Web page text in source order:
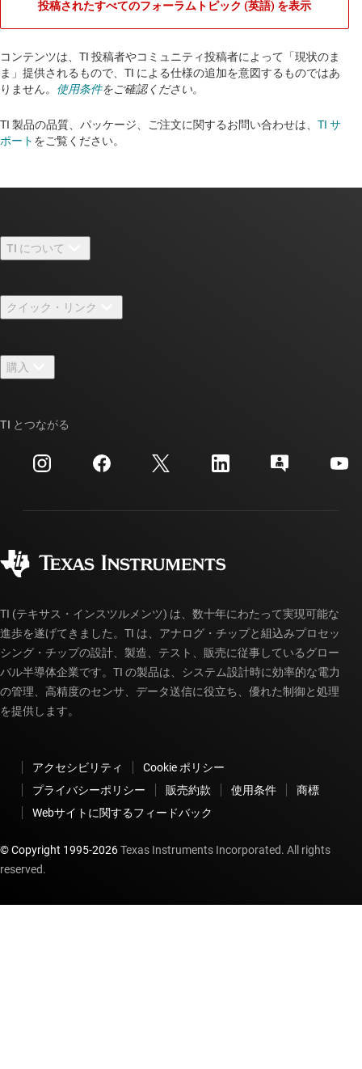
投稿されたすべてのフォーラムトピック (英語) を表示
コンテンツは、TI 投稿者やコミュニティ投稿者によって「現状のま
ま」提供されるもので、TI による仕様の追加を意図するものではあ
りません。 使用条件をご確認ください。
TI 製品の品質、パッケージ、ご注文に関するお問い合わせは、 TI サ
ポート をご覧ください。​​​​​​​​​​​​​​
TI について
採用情報
ニュース
イベント
投資家向け情報
クイック・リンク
TI E2E™ 設計サポート・フォーラム
クロスリファレンス検索
カスタマー・サポート・センター
myTI アカウントの FAQ
購入
ご注文に関する FAQ
TI とつながる
TI (テキサス・インスツルメンツ) は、数十年にわたって実現可能な
進歩を遂げてきました。TI は、アナログ・チップと組込みプロセッ
シング・チップの設計、製造、テスト、販売に従事しているグロー
バル半導体企業です。TI の製品は、システム設計時に効率的な電力
の管理、高精度のセンサ、データ送信に役立ち、優れた制御と処理
を提供します。
アクセシビリティ
Cookie ポリシー
プライバシーポリシー
販売約款 使用条件
商標
Webサイトに関するフィードバック
© Copyright 1995-2026Texas Instruments Incorporated. All rights
reserved.